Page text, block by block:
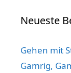
Neueste
Gehen mit
Gamrig,